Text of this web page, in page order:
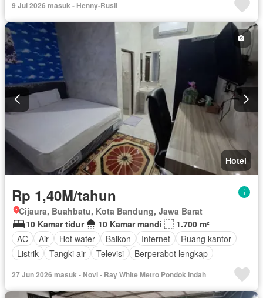
Air
Berperabot lengkap
9 Jul 2026 masuk - Henny-Rusli
Hotel
Rp 1,40M/tahun
Cijaura, Buahbatu, Kota Bandung, Jawa Barat
10 Kamar tidur
10 Kamar mandi
1.700 m²
AC
Air Hot water Balkon Internet
Ruang kantor
Listrik
Tangki air Televisi Berperabot lengkap
27 Jun 2026 masuk - Novi - Ray White Metro Pondok Indah